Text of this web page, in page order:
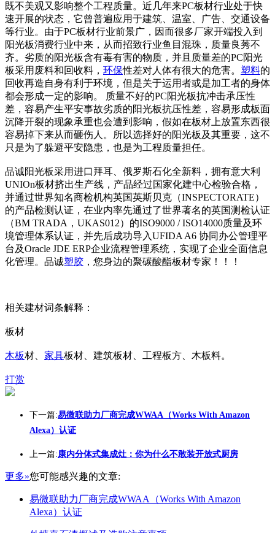
既不美观又影响整个工程质量。近几年来PC板材行业处于快
速开展的状态，它曾普遍应用于建筑、温室、广告、交通设备
等行业。由于PC板材行业前景广，因而很多厂家开端投入到
阳光板消费行业中来，从而招致行业鱼目混珠，质量良莠不
齐。劣质的阳光板含有毒有害的物质，并且质量差的PC阳光
板采用废料和回收料， 环保性差对人体有很大的危害。 塑料的
回收再造自身有利于环境，但是关于运用者或是加工者的身体
都会形成一定的影响。 质量不好的PC阳光板抗冲击承压性
差，容易产生平安事故劣质的阳光板抗压性差，容易形成板面
沉降开裂的现象承重也会遭到影响，假如在板材上放置东西很
容易掉下来从而砸伤人。所以选择好的阳光板及其重要，这不
只是为了躲避平安隐患，也是为工程质量担任。
品诚阳光板采用进口拜耳、俄罗斯石化全新料，拥有意大利
UNIOn板材挤出生产线，产品经过国家化建中心检验合格，
并通过世界知名商检机构英国英斯贝克（INSPECTORATE）
的产品检测认证，在业内率先通过了世界著名的英国测检认证
（BM TRADA，UKAS012）的ISO9000 / ISO14000质量及环
境管理体系认证，并先后成功导入UFIDA A6 协同办公管理平
台及Oracle JDE ERP企业流程管理系统，实现了企业全面信息
化管理。品诚塑胶 ，您身边的聚碳酸酯板材专家！！！
相关建材词条解释：
板材
木板材、 家具板材、建筑板材、工程板方、木板料。
打赏
下一篇:易微联助力厂商完成WWAA（Works With Amazon
Alexa）认证
上一篇:康内分体式集成灶：你为什么不敢装开放式厨房
更多»您可能感兴趣的文章:
易微联助力厂商完成WWAA（Works With Amazon
Alexa）认证